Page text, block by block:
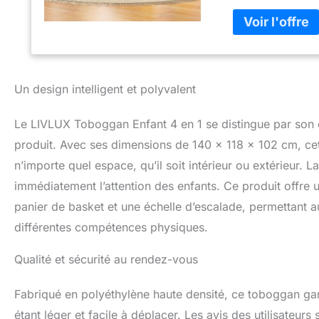
une touche de
sûr de faire
de grimper,
répond à toutes
joie. 【Utilisation
encombrant, ce
la cour, il
divertissement
enfants avec
matériau épais
Assembler et à
Un design intelligent et polyvalent
Le LIVLUX Toboggan Enfant 4 en 1 se distingue par
produit. Avec ses dimensions de 140 x 118 x 102 cm,
n’importe quel espace, qu’il soit intérieur ou extérieur.
immédiatement l’attention des enfants. Ce produit
panier de basket et une échelle d’escalade,
différentes compétences physiques.
Qualité et sécurité au rendez-vous
Fabriqué en polyéthylène haute densité, ce toboggan
étant léger et facile à déplacer. Les avis des